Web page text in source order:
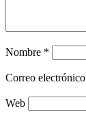
Nombre *
Correo electrónico
Web